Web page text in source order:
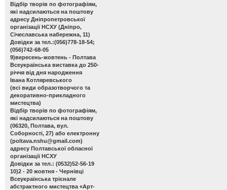
Відбір творів по фотографіям,
які надсилаються на поштову
адресу Дніпропетровської
організації НСХУ (Дніпро,
Січеславська набережна, 11)
Довідки за тел.:(056)778-18-54;
(056)742-68-05
9)вересень-жовтень - Полтава
Всеукраїнська виставка до 250-
річчя від дня народження
Івана Котляревського
(всі види образотворчого та
декоративно-прикладного
мистецтва)
Відбір творів по фотографіям,
які надсилаються на поштову
(06320, Полтава, вул.
Соборності, 27) або електронну
(poltava.nshu@gmail.com)
адресу Полтавської обласної
організації НСХУ
Довідки за тел.: (0532)52-56-19
10)2 - 20 жовтня - Чернівці
Всеукраїнська трієнале
абстрактного мистецтва «Арт-